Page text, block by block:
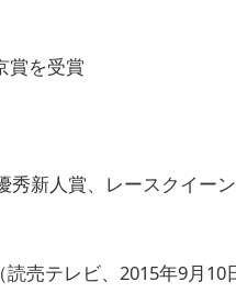
賞を受賞
新人賞、レースクイー
売テレビ、2015年9月10